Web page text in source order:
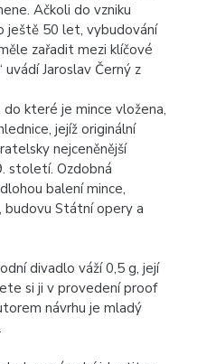
Ačkoli do vzniku
ještě 50 let, vybudování
zařadit mezi klíčové
Jaroslav Černý z
které je mince vložena,
jejíž originální
nejceněnější
století. Ozdobná
balení mince,
budovu Státní opery a
divadlo váží 0,5 g, její
si ji v provedení proof
návrhu je mladý